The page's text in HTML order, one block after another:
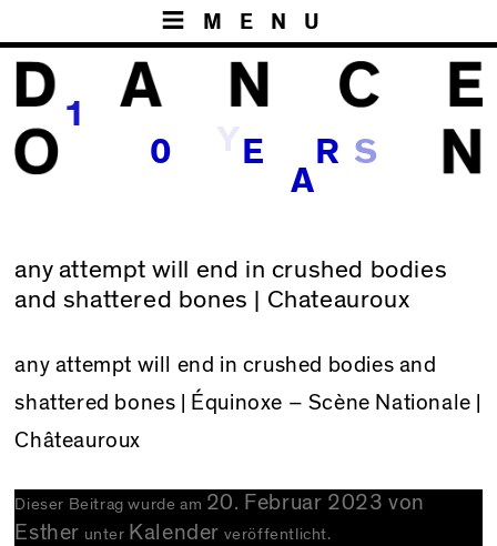
MENU
1
0 E
A
R
any attempt will end in crushed bodies
and shattered bones | Chateauroux
any attempt will end in crushed bodies and
shattered bones | Équinoxe – Scène Nationale |
Châteauroux
Dieser Beitrag wurde am 20. Februar 2023 von
Esther unter Kalender veröffentlicht.